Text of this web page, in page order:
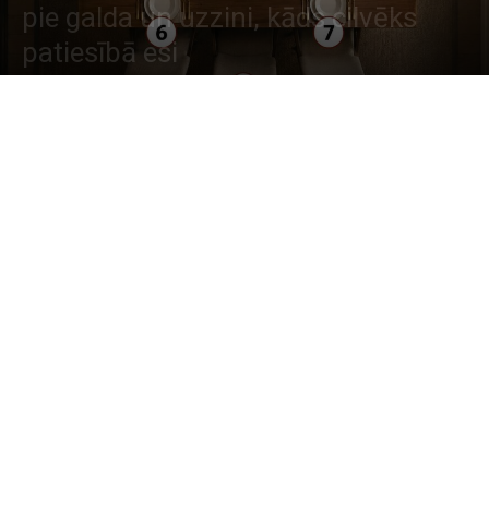
pie galda un uzzini, kāds cilvēks
patiesībā esi